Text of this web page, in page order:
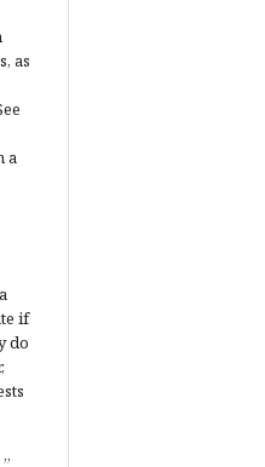
as
a
if
do